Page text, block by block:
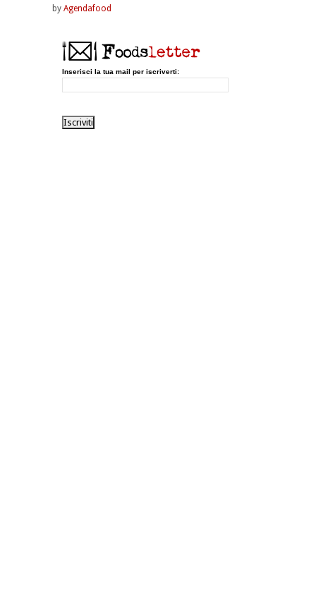
by Agendafood
Inserisci la tua mail per iscriverti: